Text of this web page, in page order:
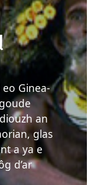
Ginea-
an
glas
a ya e
d’ar